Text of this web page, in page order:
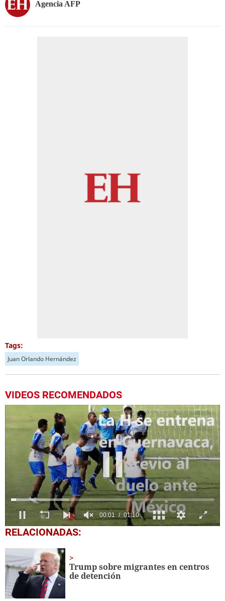
Agencia AFP
Tags:
Juan Orlando Hernández
VIDEOS RECOMENDADOS
0
seconds
1
minute,
10
seconds
RELACIONADAS:
Trump sobre migrantes en centros
de detención